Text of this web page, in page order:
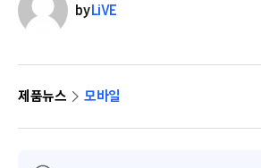
byLiVE
제품뉴스 모바일